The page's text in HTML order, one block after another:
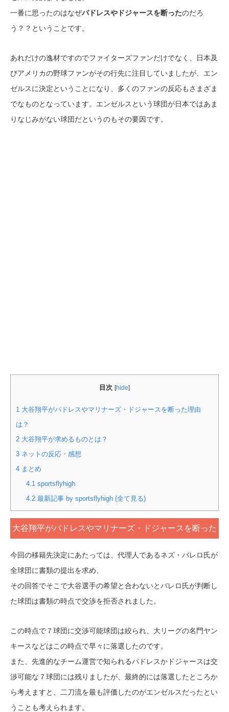
一番に思ったのはなぜパドレスやドジャースを断ったのだろ
う？？ということです。
あれだけの逸材ですのでファイターズファンだけでなく、日本及
びアメリカの野球ファンがその行先に注目していましたが、エン
ゼルスに決定ということになり、多くのファンの反応もさまざま
でなものとなっています。エンゼルスという球団が日本ではあま
りなじみがない球団だというのもその要因です。
目次 [hide]
1 大谷翔平がパドレスやマリナーズ・ドジャースを断った理由
は？
2 大谷翔平が求めるものとは？
3 ネットの反応・感想
4 まとめ
4.1 sportsflyhigh
4.2最新記事 by sportsflyhigh (全て見る)
大谷翔平がパドレスやマリナーズ・ドジャースを断った
今回の移籍先決定にあたっては、代理人であるネズ・バレロ氏が
全球団に書類の提出を求め、
その回答でそこで大谷選手の希望と合わないとバレロ氏が判断し
た球団は書類の時点で交渉を拒否されました。
この時点で７球団に交渉可能球団は絞られ、大リーグの名門ヤン
キースなどはこの時点で早々に落選したのです。
また、先進的なチーム運営で知られるパドレスかドジャースは交
渉可能な７球団には残りましたが、最終的には落選したところか
ら考えますと、二刀流を最も評価したのがエンゼルスだったとい
うことも考えられます。